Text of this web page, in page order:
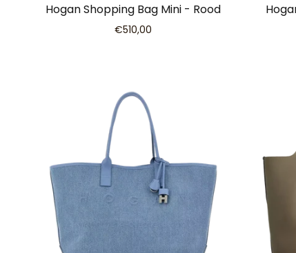
Hogan Shopping Bag Mini - Rood
€510,00